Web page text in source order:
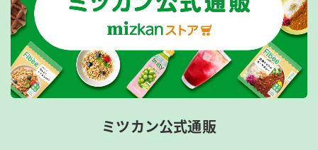
ミツカン公式通販